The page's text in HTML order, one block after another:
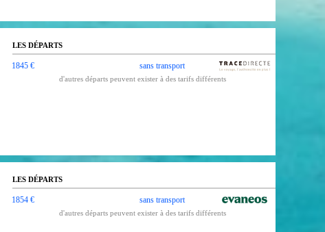
LES DÉPARTS
1845 € sans transport
d'autres départs peuvent exister à des tarifs différents
LES DÉPARTS
1854 € sans transport
d'autres départs peuvent exister à des tarifs différents